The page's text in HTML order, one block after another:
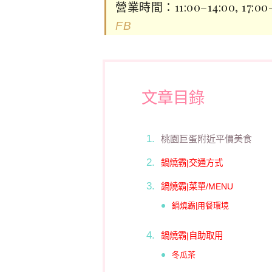
營業時間：11:00–14:00,
FB
文章目錄
桃園巨蛋附近平價美食
鍋燒霸|交通方式
鍋燒霸|菜單/MENU
鍋燒霸|用餐環境
鍋燒霸|自助取用
冬瓜茶